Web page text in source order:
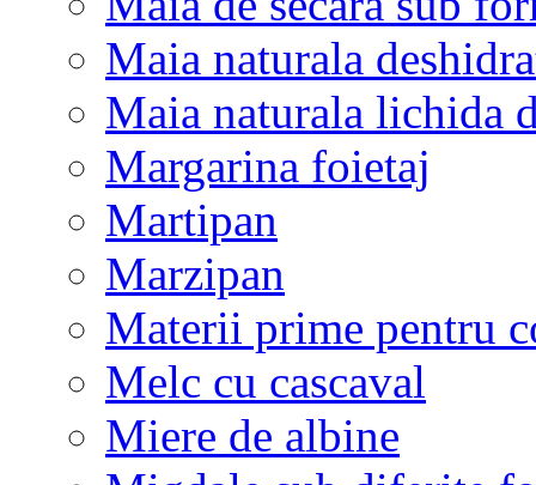
Maia naturala
Maia naturala lichida
Margarina foietaj
Martipan
Marzipan
Materii prime pentru
Melc cu cascaval
Miere de albine